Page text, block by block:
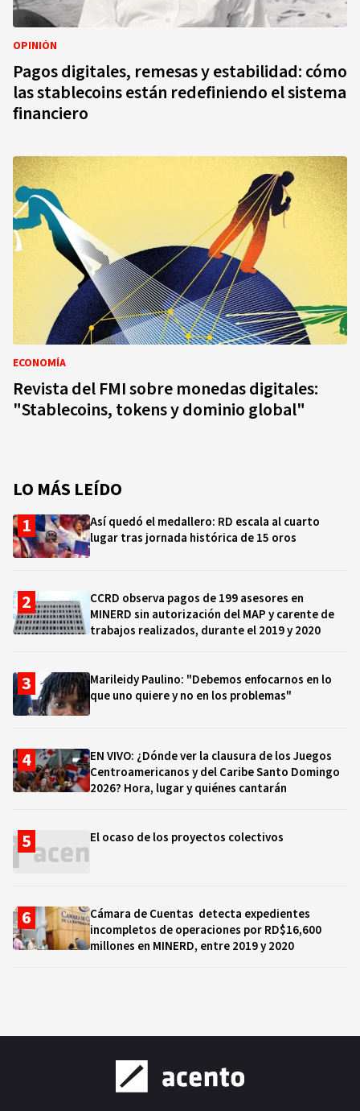
OPINIÓN
Pagos digitales, remesas y estabilidad: cómo
las stablecoins están redefiniendo el sistema
financiero
ECONOMÍA
Revista del FMI sobre monedas digitales:
"Stablecoins, tokens y dominio global"
LO MÁS LEÍDO
Así quedó el medallero: RD escala al cuarto
lugar tras jornada histórica de 15 oros
CCRD observa pagos de 199 asesores en
MINERD sin autorización del MAP y carente de
trabajos realizados, durante el 2019 y 2020
Marileidy Paulino: "Debemos enfocarnos en lo
que uno quiere y no en los problemas"
EN VIVO: ¿Dónde ver la clausura de los Juegos
Centroamericanos y del Caribe Santo Domingo
2026? Hora, lugar y quiénes cantarán
El ocaso de los proyectos colectivos
Cámara de Cuentas detecta expedientes
incompletos de operaciones por RD$16,600
millones en MINERD, entre 2019 y 2020